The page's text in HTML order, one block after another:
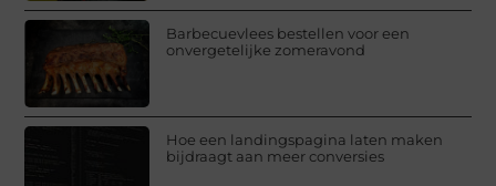
Barbecuevlees bestellen voor een
onvergetelijke zomeravond
Hoe een landingspagina laten maken
bijdraagt aan meer conversies